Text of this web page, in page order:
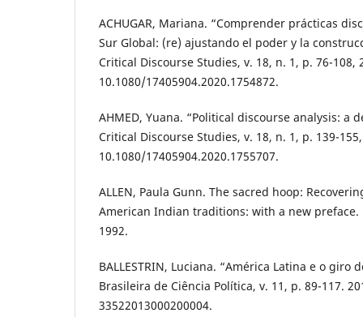
ACHUGAR, Mariana. “Comprender prácticas
Sur Global: (re) ajustando el poder y la
Critical Discourse Studies, v. 18, n. 1, p. 76-108,
10.1080/17405904.2020.1754872.
AHMED, Yuana. “Political discourse analysis: a
Critical Discourse Studies, v. 18, n. 1, p. 139-
10.1080/17405904.2020.1755707.
ALLEN, Paula Gunn. The sacred hoop:
American Indian traditions: with a new preface.
1992.
BALLESTRIN, Luciana. “América Latina e o giro
Brasileira de Ciência Política, v. 11, p. 89-117.
33522013000200004.